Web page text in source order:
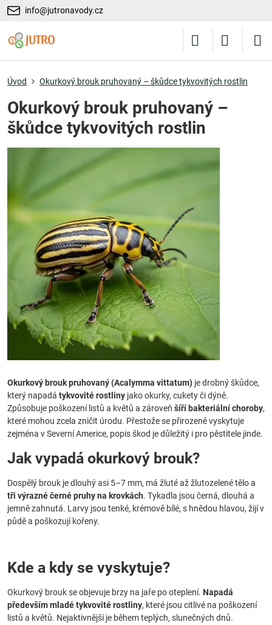
info@jutronavody.cz
Úvod Okurkový brouk pruhovaný – škůdce tykvovitých rostlin
Okurkový brouk pruhovaný –
škůdce tykvovitých rostlin
Okurkový brouk pruhovaný (Acalymma vittatum) je drobný škůdce,
který napadá tykvovité rostliny jako okurky, cukety či dýně.
Způsobuje poškození listů a květů a zároveň šíří bakteriální choroby,
které mohou zcela zničit úrodu. Přestože se přirozeně vyskytuje
zejména v Severní Americe, popis škod je důležitý i pro pěstitele jinde.
Jak vypadá okurkový brouk?
Dospělý brouk je dlouhý asi 5–7 mm, má žluté až žlutozelené tělo a
tři výrazné černé pruhy na krovkách. Tykadla jsou černá, dlouhá a
jemně zahnutá. Larvy jsou tenké, krémově bílé, s hnědou hlavou, žijí v
půdě a poškozují kořeny.
Kde a kdy se vyskytuje?
Okurkový brouk se objevuje brzy na jaře po oteplení. Napadá
především mladé tykvovité rostliny, které jsou citlivé na poškození
listů a květů. Nejaktivnější je během teplých, slunečných dnů.